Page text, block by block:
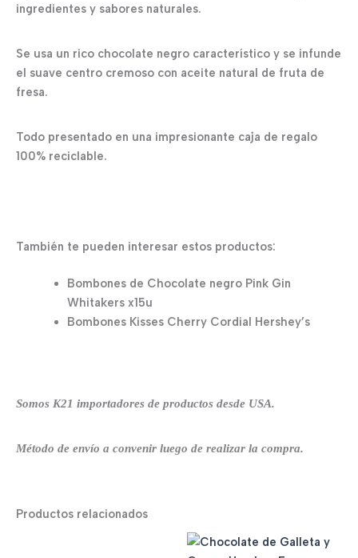
ingredientes y sabores naturales.
Se usa un rico chocolate negro característico y se infunde
el suave centro cremoso con aceite natural de fruta de
fresa.
Todo presentado en una impresionante caja de regalo
100% reciclable.
También te pueden interesar estos productos:
Bombones de Chocolate negro Pink Gin
Whitakers x15u
Bombones Kisses Cherry Cordial Hershey’s
Somos K21 importadores de productos desde USA.
Método de envío a convenir luego de realizar la compra.
Productos relacionados